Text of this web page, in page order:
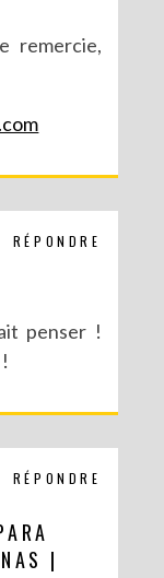
remercie,
RÉPONDRE
penser !
RÉPONDRE
|